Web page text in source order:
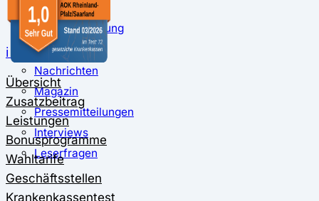
Kündigung
Musterkündigung
ℹ Ratgeber
Nachrichten
Magazin
Pressemitteilungen
Interviews
Leserfragen
Übersicht
Zusatzbeitrag
Leistungen
Bonusprogramme
Wahltarife
Geschäftsstellen
Krankenkassentest